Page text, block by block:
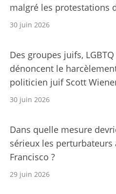
malgré les protestations
30 juin 2026
Des groupes juifs,
dénoncent le
politicien juif Scott
30 juin 2026
Dans quelle mesure
sérieux les perturbateurs
Francisco ?
29 juin 2026